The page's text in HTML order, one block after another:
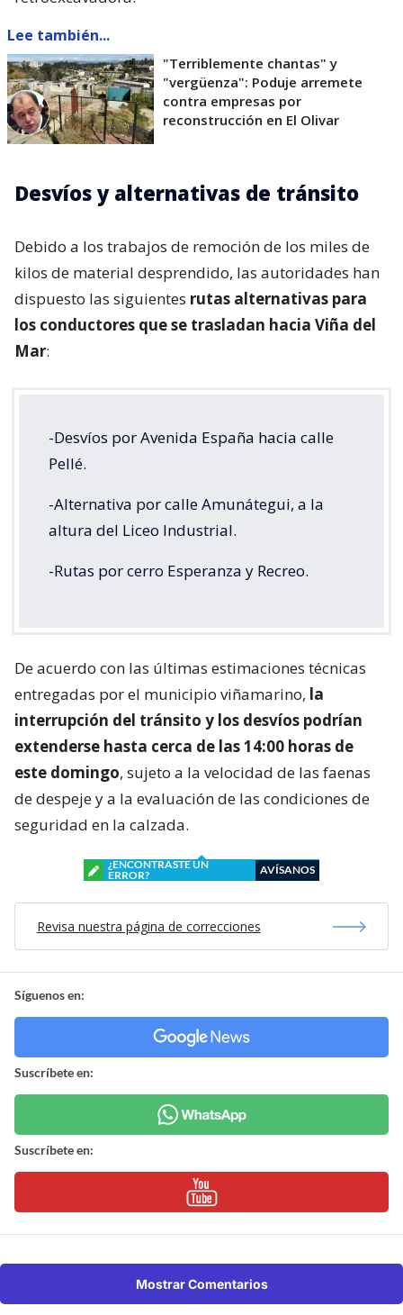
Lee también...
"Terriblemente chantas" y
"vergüenza": Poduje arremete
contra empresas por
reconstrucción en El Olivar
Desvíos y alternativas de tránsito
Debido a los trabajos de remoción de los miles de
kilos de material desprendido, las autoridades han
dispuesto las siguientes rutas alternativas para
los conductores que se trasladan hacia Viña del
Mar:
-Desvíos por Avenida España hacia calle
Pellé.
-Alternativa por calle Amunátegui, a la
altura del Liceo Industrial.
-Rutas por cerro Esperanza y Recreo.
De acuerdo con las últimas estimaciones técnicas
entregadas por el municipio viñamarino, la
interrupción del tránsito y los desvíos podrían
extenderse hasta cerca de las 14:00 horas de
este domingo, sujeto a la velocidad de las faenas
de despeje y a la evaluación de las condiciones de
seguridad en la calzada.
¿ENCONTRASTE UN
ERROR?
AVÍSANOS
Revisa nuestra página de correcciones
Síguenos en:
Suscríbete en:
Suscríbete en:
Mostrar Comentarios